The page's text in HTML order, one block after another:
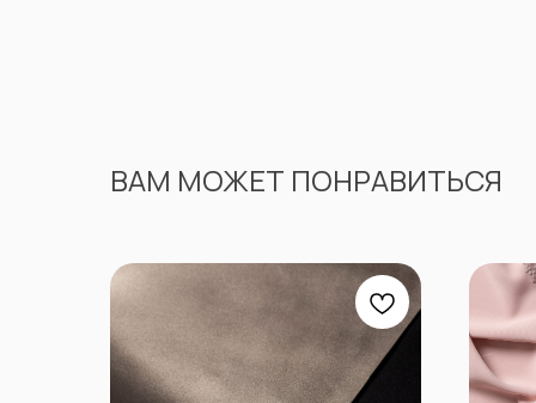
ВАМ МОЖЕТ ПОНРАВИТЬСЯ